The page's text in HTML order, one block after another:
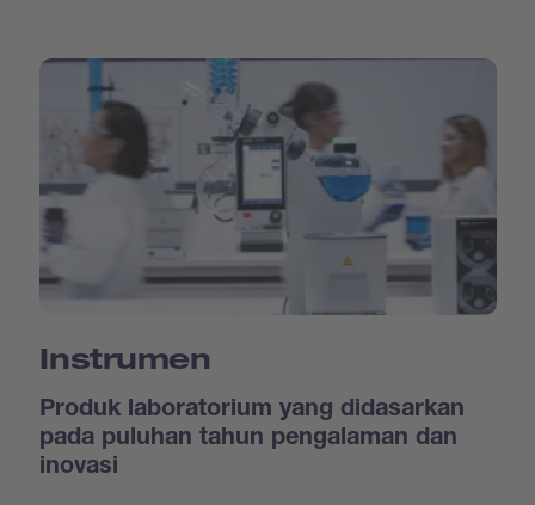
Instrumen
Produk laboratorium yang didasarkan
pada puluhan tahun pengalaman dan
inovasi